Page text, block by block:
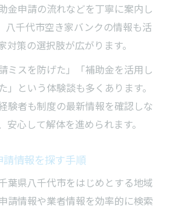
金申請の流れなどを丁寧に案内し
八千代市空き家バンクの情報も活
対策の選択肢が広がります。
ミスを防げた」「補助金を活用し
」という体験談も多くあります。
験者も制度の最新情報を確認しな
安心して解体を進められます。
情報を探す手順
葉県八千代市をはじめとする地域
請情報や業者情報を効率的に検索